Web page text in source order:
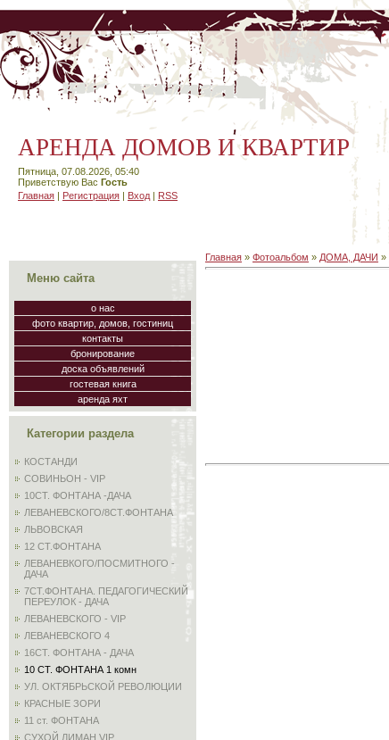
АРЕНДА ДОМОВ И КВАРТИР
Пятница, 07.08.2026, 05:40
Приветствую Вас Гость
Главная | Регистрация | Вход | RSS
Меню сайта
о нас
фото квартир, домов, гостиниц
контакты
бронирование
доска объявлений
гостевая книга
аренда яхт
Категории раздела
КОСТАНДИ
СОВИНЬОН - VIP
10СТ. ФОНТАНА -ДАЧА
ЛЕВАНЕВСКОГО/8СТ.ФОНТАНА
ЛЬВОВСКАЯ
12 СТ.ФОНТАНА
ЛЕВАНЕВКОГО/ПОСМИТНОГО -
ДАЧА
7СТ.ФОНТАНА. ПЕДАГОГИЧЕСКИЙ
ПЕРЕУЛОК - ДАЧА
ЛЕВАНЕВСКОГО - VIP
ЛЕВАНЕВСКОГО 4
16СТ. ФОНТАНА - ДАЧА
10 СТ. ФОНТАНА 1 комн
УЛ. ОКТЯБРЬСКОЙ РЕВОЛЮЦИИ
КРАСНЫЕ ЗОРИ
11 ст. ФОНТАНА
СУХОЙ ЛИМАН VIP
Главная » Фотоальбом » ДОМА, ДАЧИ »